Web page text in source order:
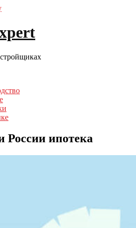
России ипотека